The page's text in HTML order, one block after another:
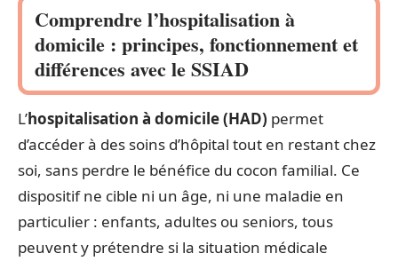
Comprendre l’hospitalisation à
domicile : principes, fonctionnement et
différences avec le SSIAD
L’hospitalisation à domicile (HAD) permet
d’accéder à des soins d’hôpital tout en restant chez
soi, sans perdre le bénéfice du cocon familial. Ce
dispositif ne cible ni un âge, ni une maladie en
particulier : enfants, adultes ou seniors, tous
peuvent y prétendre si la situation médicale